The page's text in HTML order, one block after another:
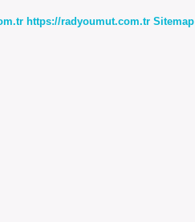
https://radyoumut.com.tr Sitemap